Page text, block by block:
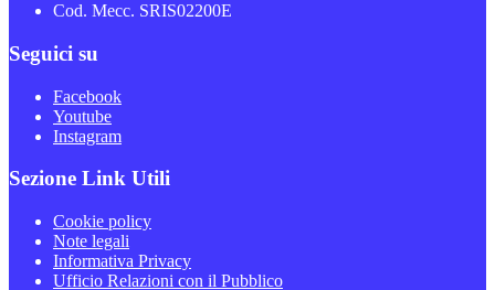
Cod. Mecc. SRIS02200E
Seguici su
Facebook
Youtube
Instagram
Sezione Link Utili
Cookie policy
Note legali
Informativa Privacy
Ufficio Relazioni con il Pubblico